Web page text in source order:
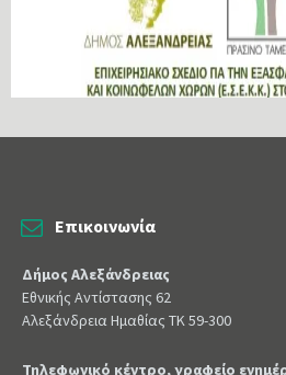
Επικοινωνία
Δήμος Αλεξάνδρειας
Εθνικής Αντίστασης 62
Αλεξάνδρεια Ημαθίας ΤΚ 59-300
Τηλεφωνικό κέντρο, γραφείο